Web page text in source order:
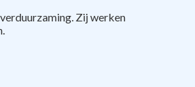
Zij werken